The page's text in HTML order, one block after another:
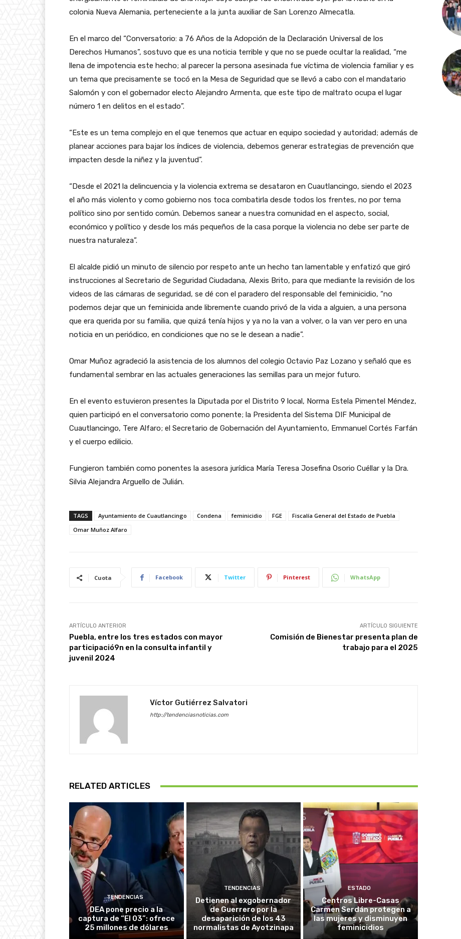
colonia Nueva Alemania, perteneciente a la junta auxiliar de San Lorenzo Almecatla.
En el marco del “Conversatorio: a 76 Años de la Adopción de la Declaración Universal de los
Derechos Humanos”, sostuvo que es una noticia terrible y que no se puede ocultar la realidad, “me
llena de impotencia este hecho; al parecer la persona asesinada fue víctima de violencia familiar y es
un tema que precisamente se tocó en la Mesa de Seguridad que se llevó a cabo con el mandatario
Salomón y con el gobernador electo Alejandro Armenta, que este tipo de maltrato ocupa el lugar
número 1 en delitos en el estado”.
“Este es un tema complejo en el que tenemos que actuar en equipo sociedad y autoridad; además de
planear acciones para bajar los índices de violencia, debemos generar estrategias de prevención que
impacten desde la niñez y la juventud”.
“Desde el 2021 la delincuencia y la violencia extrema se desataron en Cuautlancingo, siendo el 2023
el año más violento y como gobierno nos toca combatirla desde todos los frentes, no por tema
político sino por sentido común. Debemos sanear a nuestra comunidad en el aspecto, social,
económico y político y desde los más pequeños de la casa porque la violencia no debe ser parte de
nuestra naturaleza”.
El alcalde pidió un minuto de silencio por respeto ante un hecho tan lamentable y enfatizó que giró
instrucciones al Secretario de Seguridad Ciudadana, Alexis Brito, para que mediante la revisión de los
videos de las cámaras de seguridad, se dé con el paradero del responsable del feminicidio, “no
podemos dejar que un feminicida ande libremente cuando privó de la vida a alguien, a una persona
que era querida por su familia, que quizá tenía hijos y ya no la van a volver, o la van ver pero en una
noticia en un periódico, en condiciones que no se le desean a nadie”.
Omar Muñoz agradeció la asistencia de los alumnos del colegio Octavio Paz Lozano y señaló que es
fundamental sembrar en las actuales generaciones las semillas para un mejor futuro.
En el evento estuvieron presentes la Diputada por el Distrito 9 local, Norma Estela Pimentel Méndez,
quien participó en el conversatorio como ponente; la Presidenta del Sistema DIF Municipal de
Cuautlancingo, Tere Alfaro; el Secretario de Gobernación del Ayuntamiento, Emmanuel Cortés Farfán
y el cuerpo edilicio.
Fungieron también como ponentes la asesora jurídica María Teresa Josefina Osorio Cuéllar y la Dra.
Silvia Alejandra Arguello de Julián.
TAGS Ayuntamiento de Cuautlancingo Condena feminicidio FGE
Fiscalía General del Estado de Puebla
Omar Muñoz Alfaro
Cuota Facebook Twitter Pinterest WhatsApp
ARTÍCULO ANTERIOR
Puebla, entre los tres estados con mayor
participació9n en la consulta infantil y
juvenil 2024
ARTÍCULO SIGUIENTE
Comisión de Bienestar presenta plan de
trabajo para el 2025
Víctor Gutiérrez Salvatori
http://tendenciasnoticias.com
RELATED ARTICLES
TENDENCIAS
DEA pone precio a la
captura de “El 03”: ofrece
25 millones de dólares
TENDENCIAS
Detienen al exgobernador
de Guerrero por la
desaparición de los 43
normalistas de Ayotzinapa
ESTADO
Centros Libre-Casas
Carmen Serdán protegen a
las mujeres y disminuyen
feminicidios